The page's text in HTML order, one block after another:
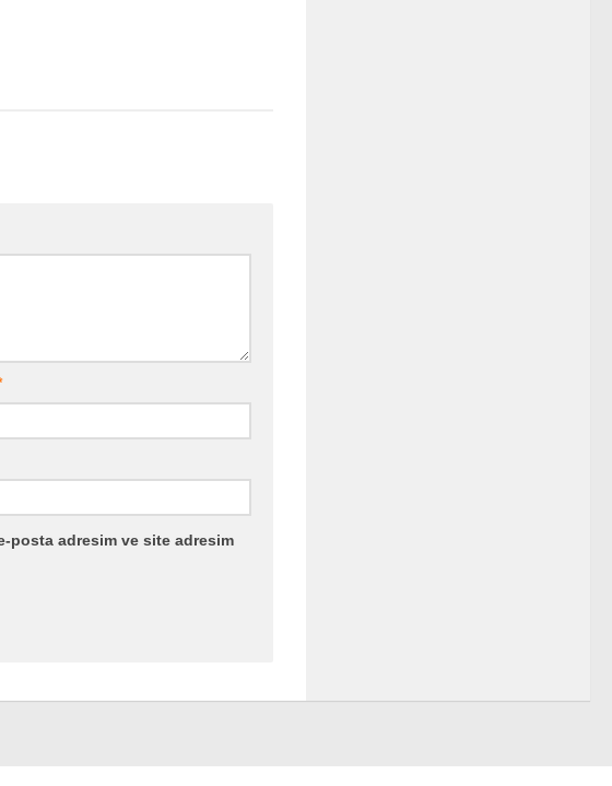
posta adresim ve site adresim